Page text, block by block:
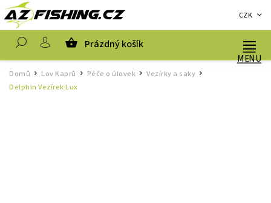
CZK
Prázdný košík
Domů / Lov Kaprů Péče o úlovek / Vezírky a saky /
Delphin Vezírek Lux